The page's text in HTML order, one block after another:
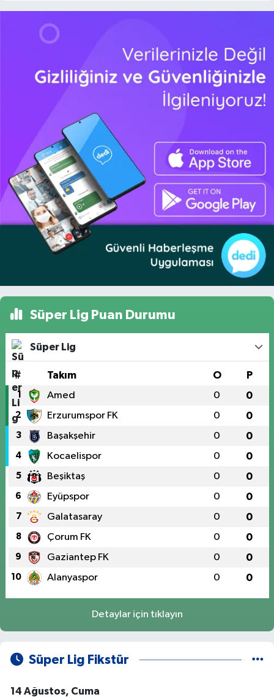
Süper Lig Puan Durumu
Süper Lig
# Takım O P
1 Amed 0 0
2 Erzurumspor FK 0 0
3 Başakşehir 0 0
4 Kocaelispor 0 0
5 Beşiktaş 0 0
6 Eyüpspor 0 0
7 Galatasaray 0 0
8 Çorum FK 0 0
9 Gaziantep FK 0 0
10 Alanyaspor 0 0
Detaylar için tıklayın
Süper Lig Fikstür
14 Ağustos, Cuma